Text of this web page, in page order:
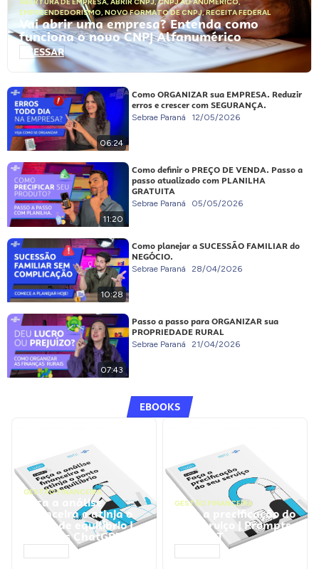
EMPREENDEDORISMO, NOVO FORMATO DE CNPJ,RECEITA FEDERAL
Vai abrir uma empresa? Entenda como
funciona o novo CNPJ Alfanumérico
ACESSAR
06:24
Como ORGANIZAR sua EMPRESA. Reduzir
erros e crescer com SEGURANÇA.
Sebrae Paraná 12/05/2026
11:20
Como definir o PREÇO DE VENDA. Passo a
passo atualizado com PLANILHA
GRATUITA
Sebrae Paraná 05/05/2026
10:28
Como planejar a SUCESSÃO FAMILIAR do
NEGÓCIO.
Sebrae Paraná 28/04/2026
07:43
Passo a passo para ORGANIZAR sua
PROPRIEDADE RURAL
Sebrae Paraná 21/04/2026
EBOOKS
GESTÃO FINANCEIRA
Faça a análise
financeira e atinja o
ponto de equilíbrio |
Prompts ChatGPT
GESTÃO FINANCEIRA
Faça a precificação do
seu serviço | Prompts
ChatGPT